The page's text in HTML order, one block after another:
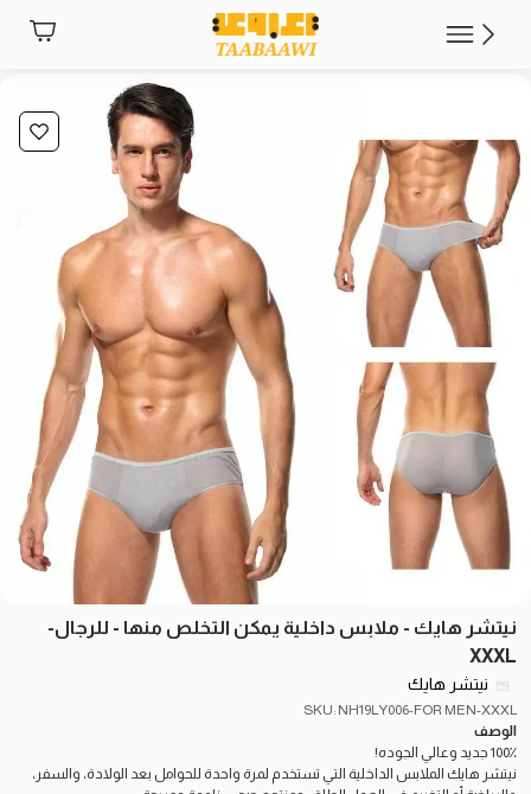
نيتشر هايك - ملابس داخلية يمكن التخلص منها - للرجال-
XXXL
نيتشر هايك
SKU: NH19LY006-FOR MEN-XXXL
الوصف
100٪ جديد وعالي الجوده!
نيتشر هايك الملابس الداخلية التي تستخدم لمرة واحدة للحوامل بعد الولادة، والسفر،